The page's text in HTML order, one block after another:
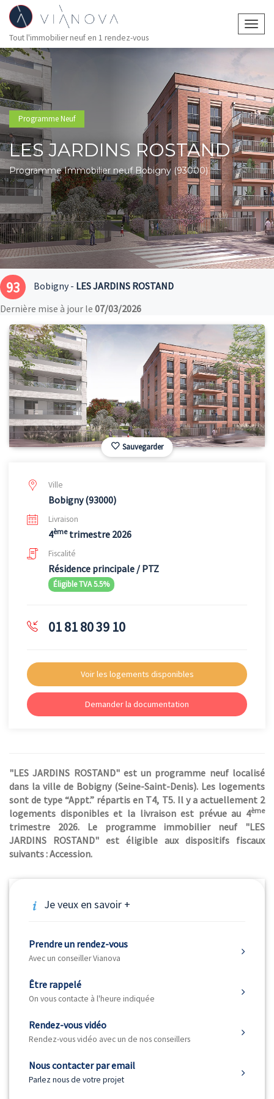
Tout l'immobilier neuf en 1 rendez-vous
Programme Neuf
LES JARDINS ROSTAND
Programme Immobilier neuf Bobigny (93000)
93 Bobigny - LES JARDINS ROSTAND
Dernière mise à jour le 07/03/2026
Sauvegarder
Ville
Bobigny (93000)
Livraison
4èmetrimestre 2026
Fiscalité
Résidence principale / PTZ
Éligible TVA 5.5%
01 81 80 39 10
Voir les logements disponibles
Demander la documentation
"LES JARDINS ROSTAND" est un programme neuf localisé
dans la ville de Bobigny (Seine-Saint-Denis). Les logements
sont de type “Appt.” répartis en T4, T5. Il y a actuellement 2
logements disponibles et la livraison est prévue au 4ème
trimestre 2026. Le programme immobilier neuf "LES
JARDINS ROSTAND" est éligible aux dispositifs fiscaux
suivants : Accession.
Je veux en savoir +
Prendre un rendez-vous
Avec un conseiller Vianova
Être rappelé
On vous contacte à l'heure indiquée
Rendez-vous vidéo
Rendez-vous vidéo avec un de nos conseillers
Nous contacter par email
Parlez nous de votre projet